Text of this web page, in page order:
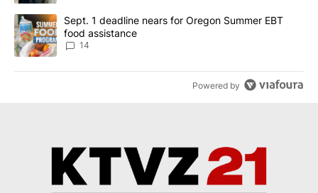
A trending article titled "Sept. 1 deadline nears for Oregon
Sept. 1 deadline nears for Oregon Summer EBT
food assistance
14
Powered by